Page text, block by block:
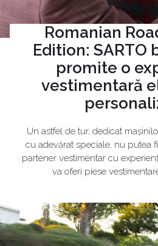
Romanian
Edition: SARTO
promite o
vestimentară
Un astfel de tur, dedicat
cu adevărat speciale, nu putea
partener vestimentar cu
va oferi piese